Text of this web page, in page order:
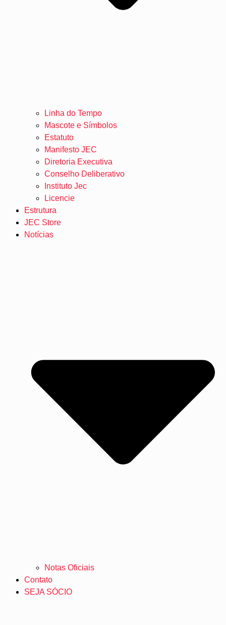
Linha do Tempo
Mascote e Símbolos
Estatuto
Manifesto JEC
Diretoria Executiva
Conselho Deliberativo
Instituto Jec
Licencie
Estrutura
JEC Store
Notícias
Notas Oficiais
Contato
SEJA SÓCIO